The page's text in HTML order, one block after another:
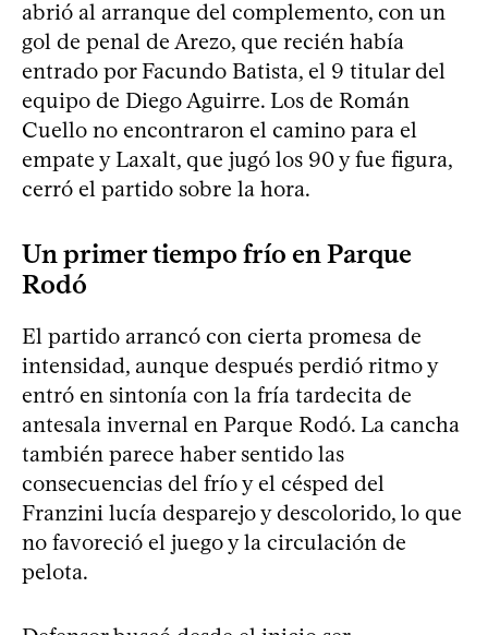
abrió al arranque del complemento, con un
gol de penal de Arezo, que recién había
entrado por Facundo Batista, el 9 titular del
equipo de Diego Aguirre. Los de Román
Cuello no encontraron el camino para el
empate y Laxalt, que jugó los 90 y fue figura,
cerró el partido sobre la hora.
Un primer tiempo frío en Parque
Rodó
El partido arrancó con cierta promesa de
intensidad, aunque después perdió ritmo y
entró en sintonía con la fría tardecita de
antesala invernal en Parque Rodó. La cancha
también parece haber sentido las
consecuencias del frío y el césped del
Franzini lucía desparejo y descolorido, lo que
no favoreció el juego y la circulación de
pelota.